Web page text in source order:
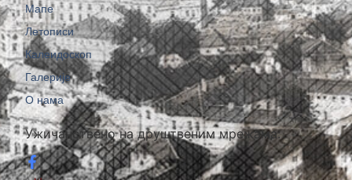
Ужичанствено на друштвеним мрежама:
Мапе
Летописи
Калеидоскоп
Галерије
О нама